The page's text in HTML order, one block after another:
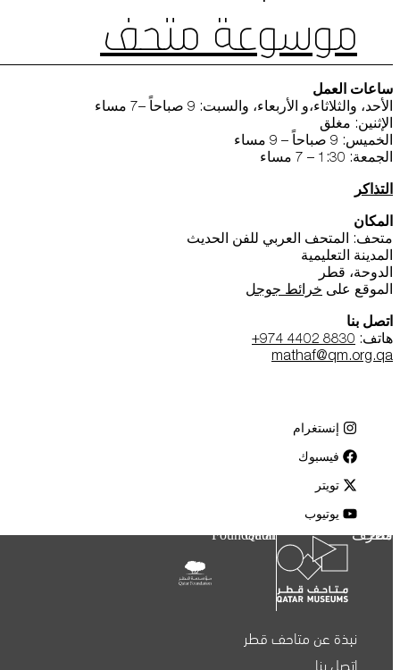
موسوعة متحف
ساعات العمل
الأحد، والثلاثاء،و الأربعاء، والسبت: 9 صباحاً –7 مساء
الإثنين: مغلق
الخميس: 9 صباحاً – 9 مساء
الجمعة: 1:30 – 7 مساء
التذاكر
المكان
متحف: المتحف العربي للفن الحديث
المدينة التعليمية
الدوحة، قطر
الموقع على خرائط جوجل
اتصل بنا
هاتف: +974 4402 8830
mathaf@qm.org.qa
إنستغرام
فيسبوك
تويتر
يوتيوب
متاحف قطر Qatar Foundation
نبذة عن متاحف قطر
اتصل بنا